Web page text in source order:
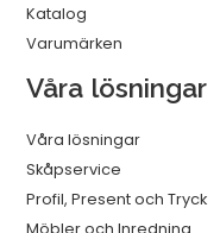
Katalog
Varumärken
Våra lösningar
Våra lösningar
Skåpservice
Profil, Present och Tryck